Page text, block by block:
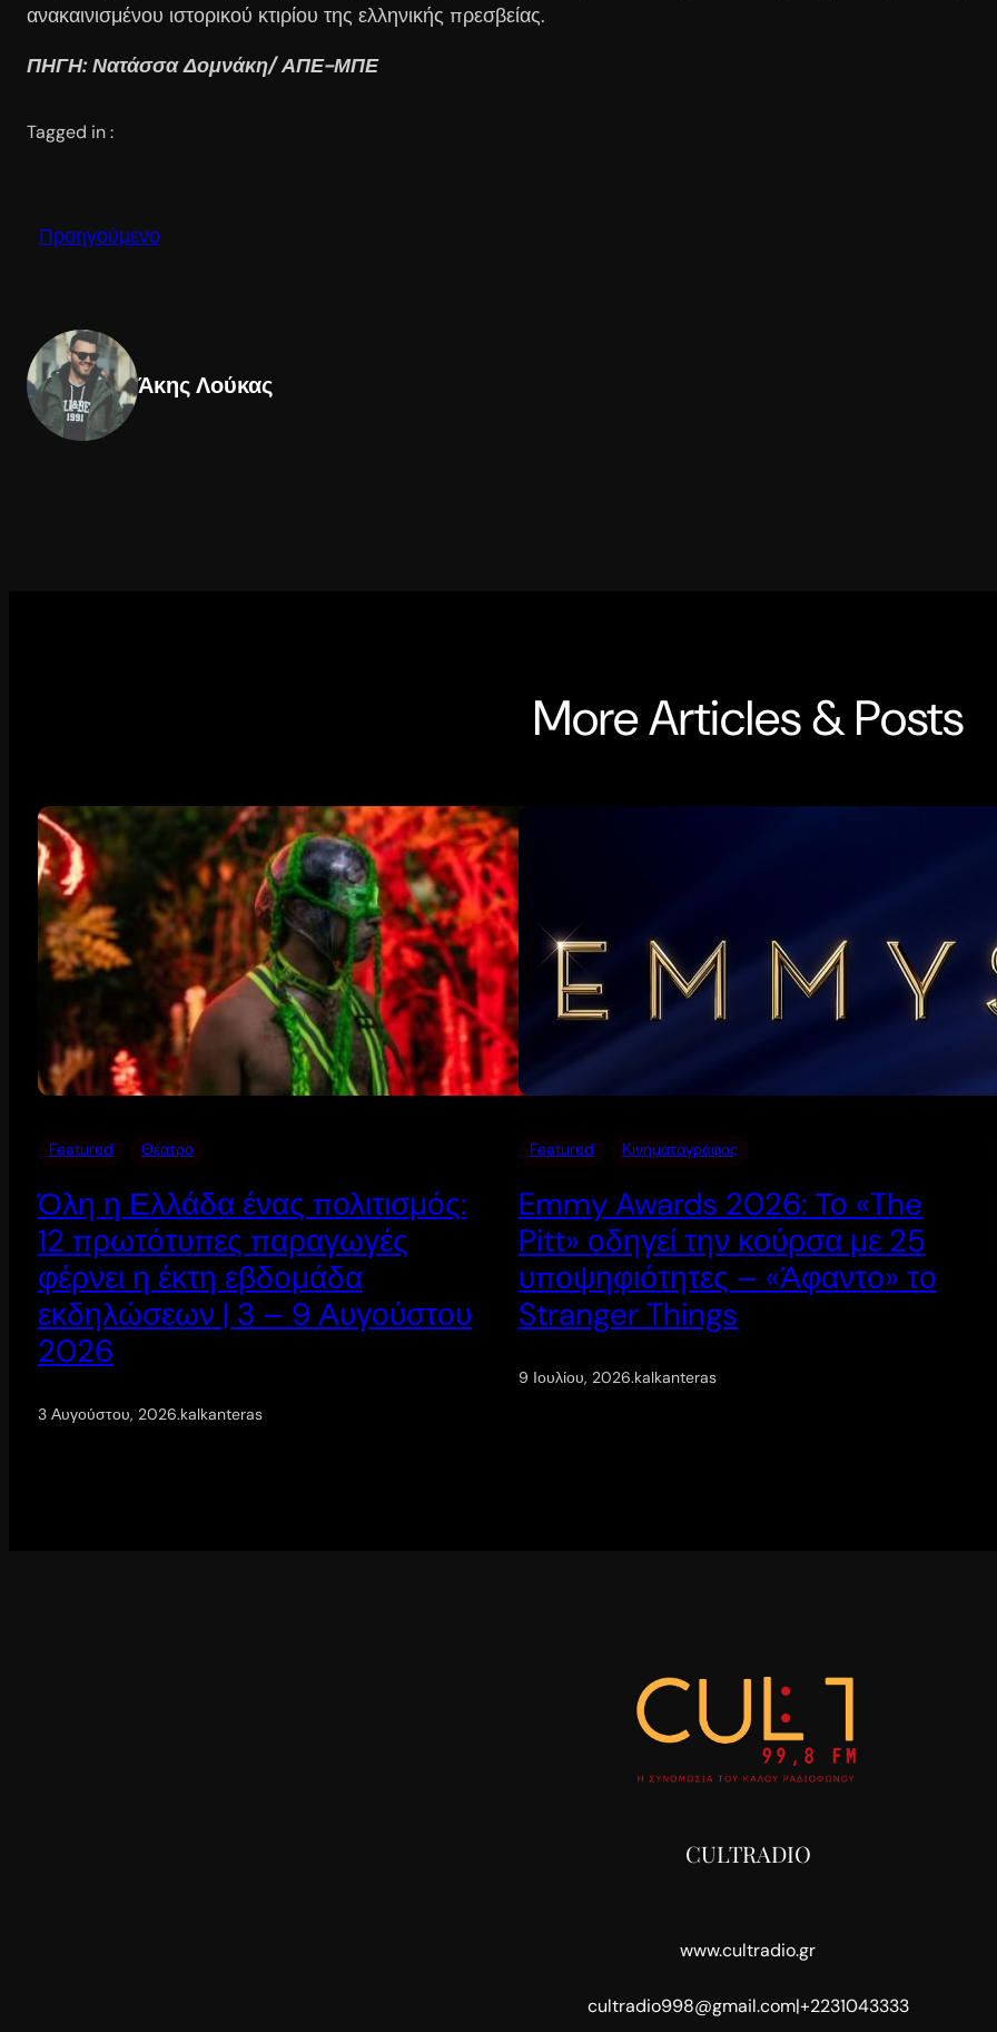
ανακαινισμένου ιστορικού κτιρίου της ελληνικής πρεσβείας.
ΠΗΓΗ: Νατάσσα Δομνάκη/ ΑΠΕ-ΜΠΕ
Tagged in :
Προηγούμενο
Άκης Λούκας
More Articles & Posts
Featured Θέατρο
Όλη η Ελλάδα ένας πολιτισμός:
12 πρωτότυπες παραγωγές
φέρνει η έκτη εβδομάδα
εκδηλώσεων | 3 – 9 Αυγούστου
2026
3 Αυγούστου, 2026.kalkanteras
Featured Κινηματογράφος
Emmy Awards 2026: Το «The
Pitt» οδηγεί την κούρσα με 25
υποψηφιότητες – «Άφαντο» το
Stranger Things
9 Ιουλίου, 2026.kalkanteras
CULTRADIO
www.cultradio.gr
cultradio998@gmail.com|+2231043333